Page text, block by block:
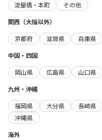
淀屋橋・本町
その他
関西（大阪以外）
京都府
滋賀県 兵庫県
中国・四国
岡山県
広島県 山口県
九州・沖縄
福岡県
大分県 長崎県
沖縄県
海外